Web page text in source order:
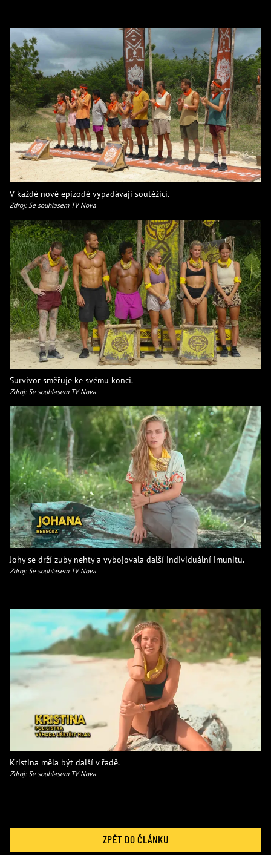
V každé nové epizodě vypadávají soutěžící.
Zdroj: Se souhlasem TV Nova
Survivor směřuje ke svému konci.
Zdroj: Se souhlasem TV Nova
Johy se drží zuby nehty a vybojovala další individuální imunitu.
Zdroj: Se souhlasem TV Nova
Kristina měla být další v řadě.
Zdroj: Se souhlasem TV Nova
ZPĚT DO ČLÁNKU